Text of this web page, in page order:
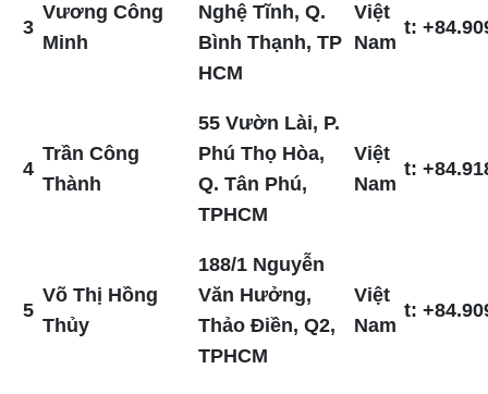
3
Vương Công
Minh
Nghệ Tĩnh, Q.
Bình Thạnh, TP
HCM
Việt
Nam
t:
4
Trần Công
Thành
55 Vườn Lài, P.
Phú Thọ Hòa,
Q. Tân Phú,
TPHCM
Việt
Nam
t:
5
Võ Thị Hồng
Thủy
188/1 Nguyễn
Văn Hưởng,
Thảo Điền, Q2,
TPHCM
Việt
Nam
t: